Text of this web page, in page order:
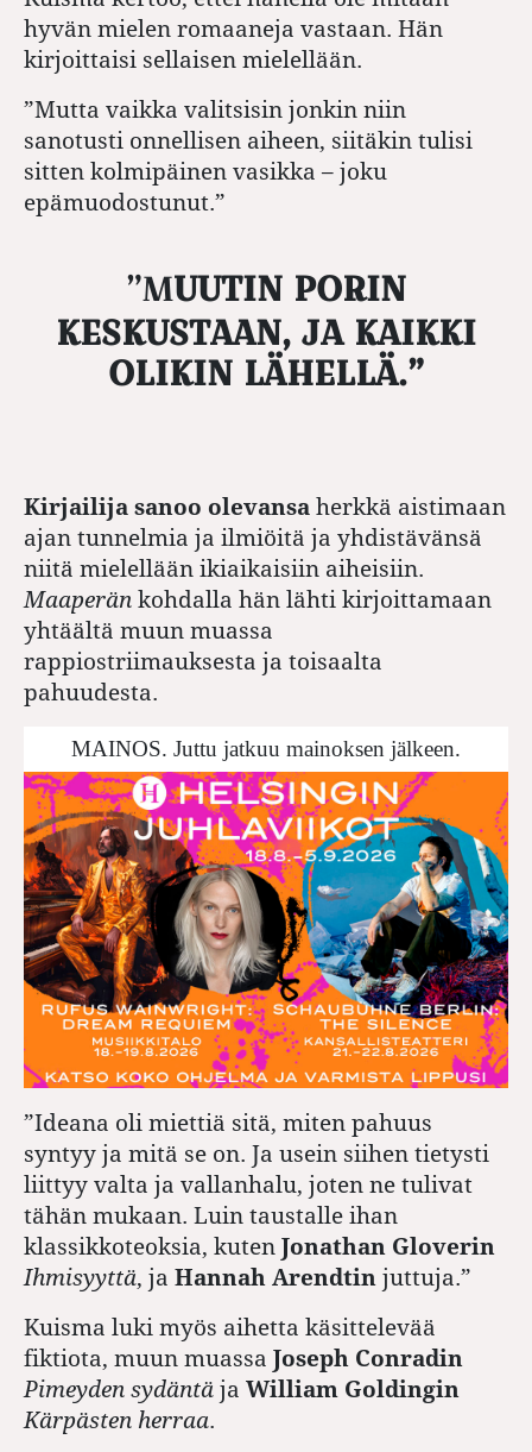
hyvän mielen romaaneja vastaan. Hän
kirjoittaisi sellaisen mielellään.
”Mutta vaikka valitsisin jonkin niin
sanotusti onnellisen aiheen, siitäkin tulisi
sitten kolmipäinen vasikka – joku
epämuodostunut.”
”MUUTIN PORIN
KESKUSTAAN, JA KAIKKI
OLIKIN LÄHELLÄ.”
Kirjailija sanoo olevansa herkkä aistimaan
ajan tunnelmia ja ilmiöitä ja yhdistävänsä
niitä mielellään ikiaikaisiin aiheisiin.
Maaperän kohdalla hän lähti kirjoittamaan
yhtäältä muun muassa
rappiostriimauksesta ja toisaalta
pahuudesta.
MAINOS. Juttu jatkuu mainoksen jälkeen.
”Ideana oli miettiä sitä, miten pahuus
syntyy ja mitä se on. Ja usein siihen tietysti
liittyy valta ja vallanhalu, joten ne tulivat
tähän mukaan. Luin taustalle ihan
klassikkoteoksia, kuten Jonathan Gloverin
Ihmisyyttä, ja Hannah Arendtin juttuja.”
Kuisma luki myös aihetta käsittelevää
fiktiota, muun muassa Joseph Conradin
Pimeyden sydäntä ja William Goldingin
Kärpästen herraa.